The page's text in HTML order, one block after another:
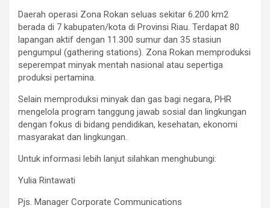
Daerah operasi Zona Rokan seluas sekitar 6.200 km2
berada di 7 kabupaten/kota di Provinsi Riau. Terdapat 80
lapangan aktif dengan 11.300 sumur dan 35 stasiun
pengumpul (gathering stations). Zona Rokan memproduksi
seperempat minyak mentah nasional atau sepertiga
produksi pertamina.
Selain memproduksi minyak dan gas bagi negara, PHR
mengelola program tanggung jawab sosial dan lingkungan
dengan fokus di bidang pendidikan, kesehatan, ekonomi
masyarakat dan lingkungan.
Untuk informasi lebih lanjut silahkan menghubungi:
Yulia Rintawati
Pjs. Manager Corporate Communications